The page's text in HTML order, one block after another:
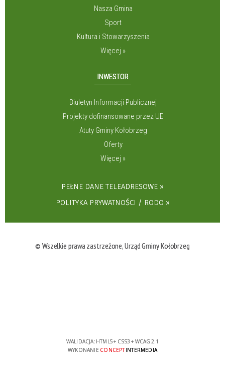
Nasza Gmina
Sport
Kultura i Stowarzyszenia
Więcej »
INWESTOR
Biuletyn Informacji Publicznej
Projekty dofinansowane przez UE
Atuty Gminy Kołobrzeg
Oferty
Więcej »
PEŁNE DANE TELEADRESOWE
POLITYKA PRYWATNOŚCI / RODO
© Wszelkie prawa zastrzeżone, Urząd Gminy Kołobrzeg
WALIDACJA: HTML5+ CSS3 + WCAG 2.1
WYKONANIE CONCEPTINTERMEDIA